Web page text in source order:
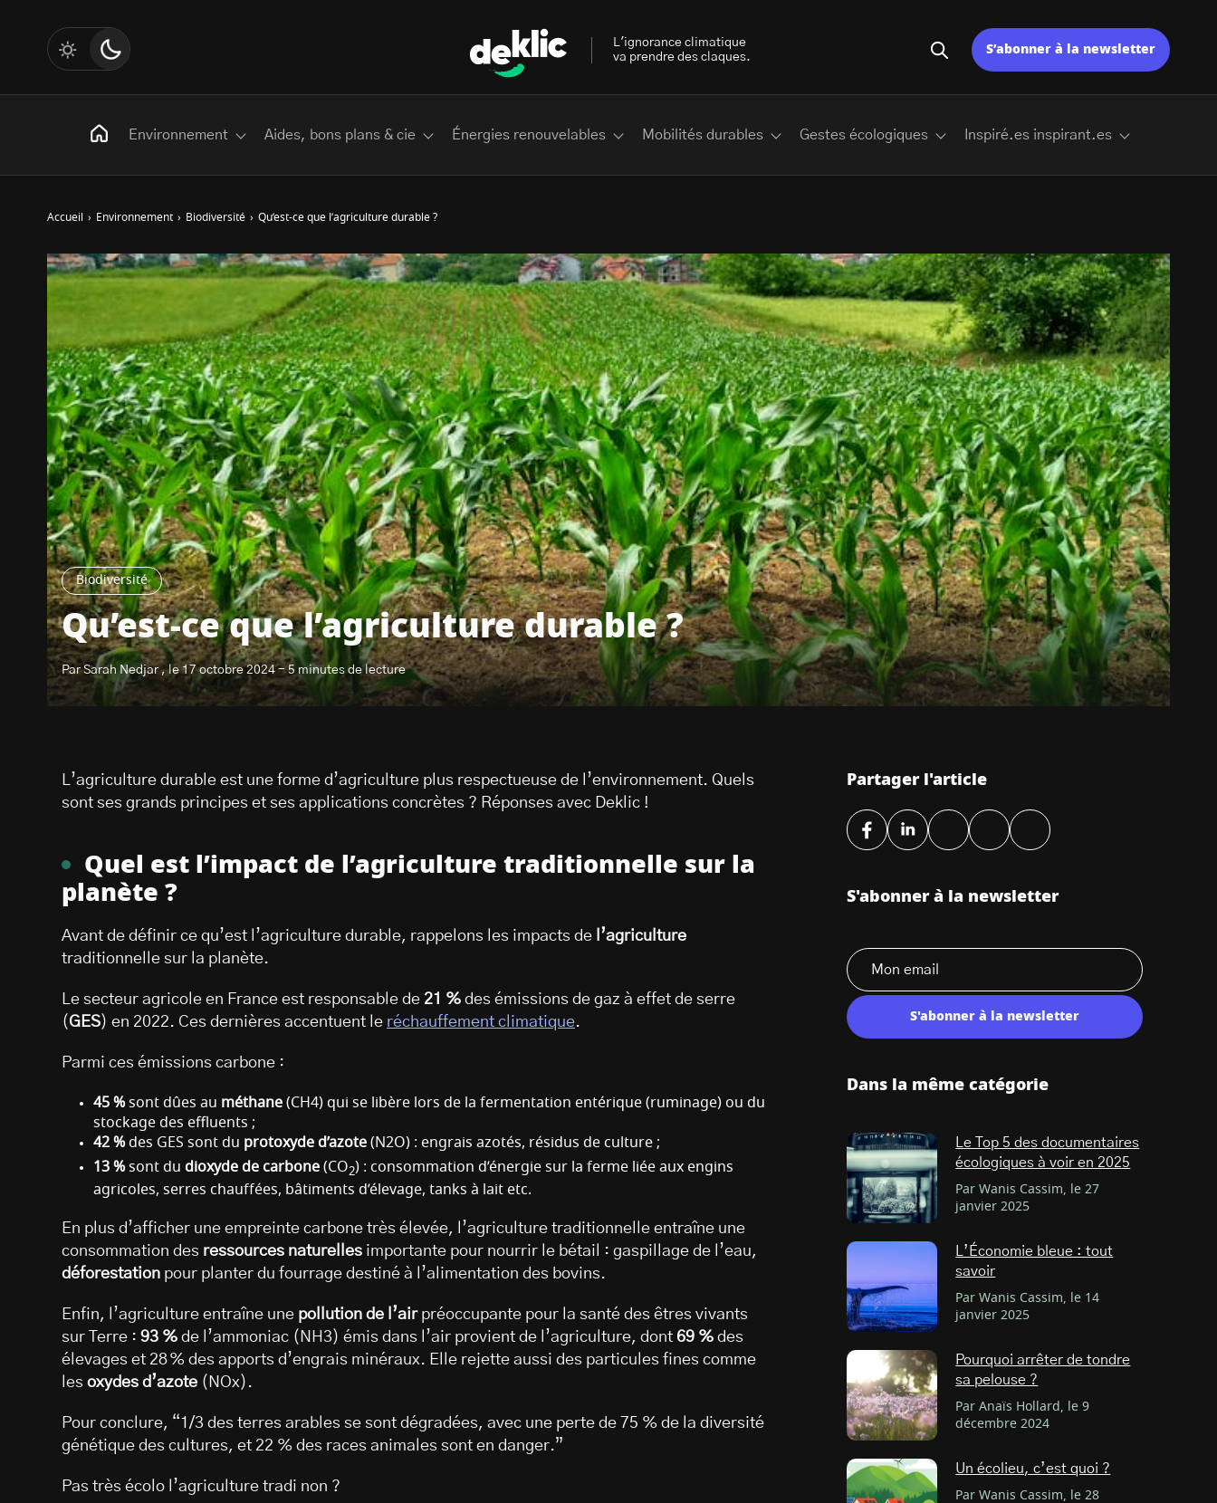
Biodiversité
Qu’est-ce que l’agriculture durable ?
Par Sarah Nedjar , le 17 octobre 2024 - 5 minutes de lecture
Accueil › Environnement › Biodiversité › Qu’est-ce que l’agriculture durable ?
L’agriculture durable est une forme d’agriculture plus respectueuse de l’environnement. Quels
sont ses grands principes et ses applications concrètes ? Réponses avec Deklic !
Quel est l’impact de l’agriculture traditionnelle sur la
planète ?
Avant de définir ce qu’est l’agriculture durable, rappelons les impacts de l’agriculture
traditionnelle sur la planète.
Le secteur agricole en France est responsable de 21 % des émissions de gaz à effet de serre
(GES) en 2022. Ces dernières accentuent le réchauffement climatique.
Parmi ces émissions carbone :
45 %sont dûes au méthane (CH4) qui se libère lors de la fermentation entérique (ruminage) ou du
stockage des effluents ;
42 %des GES sont du protoxyde d’azote (N2O) : engrais azotés, résidus de culture ;
13 %sont du dioxyde de carbone (CO2) : consommation d’énergie sur la ferme liée aux engins
agricoles, serres chauffées, bâtiments d’élevage, tanks à lait etc.
En plus d’afficher une empreinte carbone très élevée, l’agriculture traditionnelle entraîne une
consommation des ressources naturelles importante pour nourrir le bétail : gaspillage de l’eau,
déforestation pour planter du fourrage destiné à l’alimentation des bovins.
Enfin, l’agriculture entraîne une pollution de l’air préoccupante pour la santé des êtres vivants
sur Terre : 93 % de l’ammoniac (NH3) émis dans l’air provient de l’agriculture, dont 69 % des
élevages et 28 % des apports d’engrais minéraux. Elle rejette aussi des particules fines comme
les oxydes d’azote (NOx).
Pour conclure, “1/3 des terres arables se sont dégradées, avec une perte de 75 % de la diversité
génétique des cultures, et 22 % des races animales sont en danger.”
Pas très écolo l’agriculture tradi non ?
Partager l'article
S'abonner à la newsletter
S'abonner à la newsletter
Dans la même catégorie
Le Top 5 des documentaires
écologiques à voir en 2025
Par Wanis Cassim, le 27
janvier 2025
L’Économie bleue : tout
savoir
Par Wanis Cassim, le 14
janvier 2025
Pourquoi arrêter de tondre
sa pelouse ?
Par Anaïs Hollard, le 9
décembre 2024
Un écolieu, c’est quoi ?
Par Wanis Cassim, le 28
L'ignorance climatique
va prendre des claques.
S’abonner à la newsletter
Environnement Aides, bons plans & cie Énergies renouvelables Mobilités durables Gestes écologiques Inspiré.es inspirant.es
Rechercher
:
Les mots clés les plus recherchés sur Deklic
Transition Écologique deklic kids interview Volte-face influenceur.se